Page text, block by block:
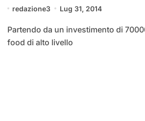
redazione3 Lug 31, 2014
Partendo da un investimento di 70000 euro, un fast
food di alto livello